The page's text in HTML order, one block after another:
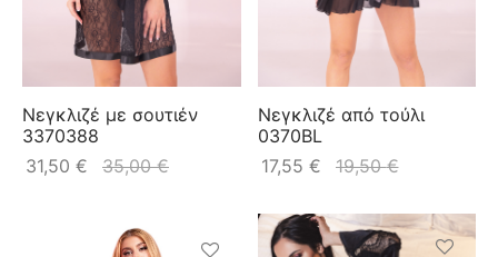
Νεγκλιζέ με σουτιέν
3370388
31,50 € 35,00€
Νεγκλιζέ από τούλι
0370BL
17,55 € 19,50€